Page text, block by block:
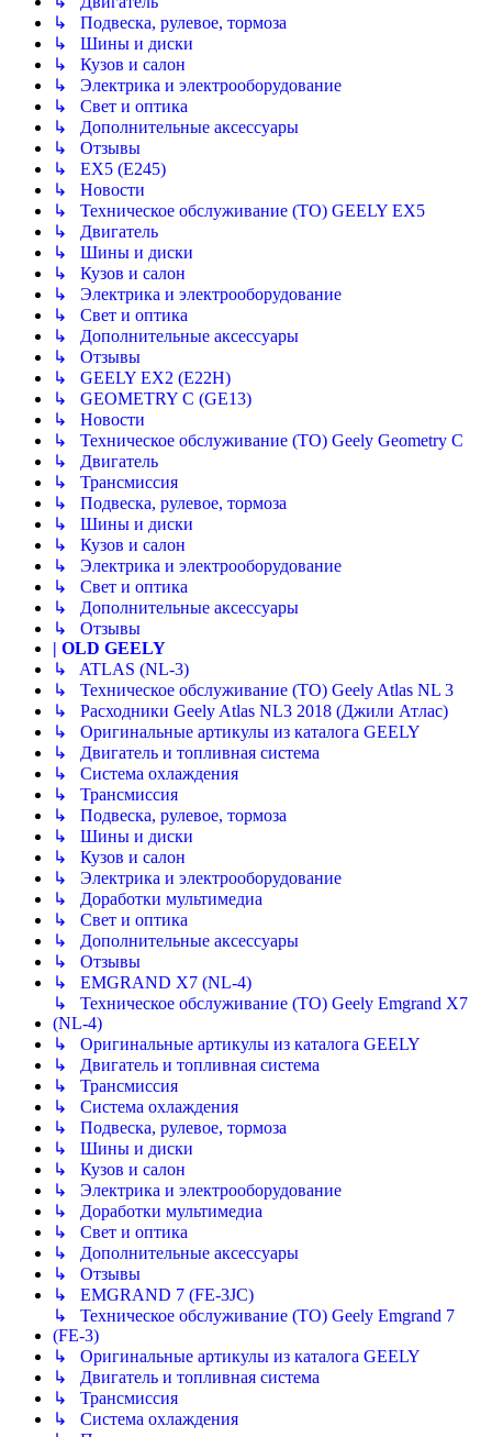
↳ Подвеска, рулевое, тормоза
↳ Шины и диски
↳ Кузов и салон
↳ Электрика и электрооборудование
↳ Свет и оптика
↳ Дополнительные аксессуары
↳ Отзывы
↳ EX5 (E245)
↳ Новости
↳ Техническое обслуживание (ТО) GEELY EX5
↳ Двигатель
↳ Шины и диски
↳ Кузов и салон
↳ Электрика и электрооборудование
↳ Свет и оптика
↳ Дополнительные аксессуары
↳ Отзывы
↳ GEELY EX2 (E22H)
↳ GEOMETRY C (GE13)
↳ Новости
↳ Техническое обслуживание (ТО) Geely Geometry C
↳ Двигатель
↳ Трансмиссия
↳ Подвеска, рулевое, тормоза
↳ Шины и диски
↳ Кузов и салон
↳ Электрика и электрооборудование
↳ Свет и оптика
↳ Дополнительные аксессуары
↳ Отзывы
| OLD GEELY
↳ ATLAS (NL-3)
↳ Техническое обслуживание (ТО) Geely Atlas NL 3
↳ Расходники Geely Atlas NL3 2018 (Джили Атлас)
↳ Оригинальные артикулы из каталога GEELY
↳ Двигатель и топливная система
↳ Система охлаждения
↳ Трансмиссия
↳ Подвеска, рулевое, тормоза
↳ Шины и диски
↳ Кузов и салон
↳ Электрика и электрооборудование
↳ Доработки мультимедиа
↳ Свет и оптика
↳ Дополнительные аксессуары
↳ Отзывы
↳ EMGRAND X7 (NL-4)
↳ Техническое обслуживание (ТО) Geely Emgrand X7
(NL-4)
↳ Оригинальные артикулы из каталога GEELY
↳ Двигатель и топливная система
↳ Трансмиссия
↳ Система охлаждения
↳ Подвеска, рулевое, тормоза
↳ Шины и диски
↳ Кузов и салон
↳ Электрика и электрооборудование
↳ Доработки мультимедиа
↳ Свет и оптика
↳ Дополнительные аксессуары
↳ Отзывы
↳ EMGRAND 7 (FE-3JC)
↳ Техническое обслуживание (ТО) Geely Emgrand 7
(FE-3)
↳ Оригинальные артикулы из каталога GEELY
↳ Двигатель и топливная система
↳ Трансмиссия
↳ Система охлаждения